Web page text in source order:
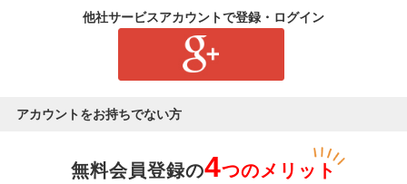
他社サービスアカウントで登録・ログイン
アカウントをお持ちでない方
無料会員登録の4つのメリット